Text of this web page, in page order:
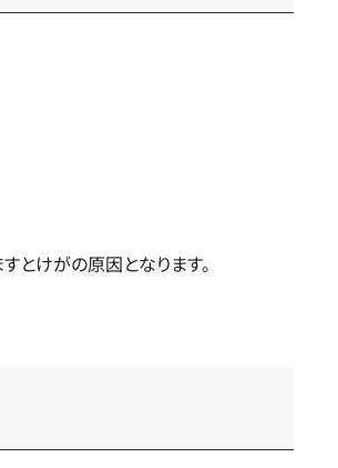
とけがの原因となります。